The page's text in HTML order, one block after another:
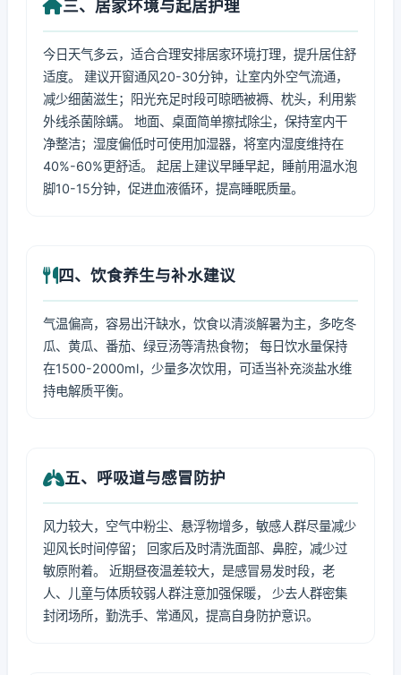
三、居家环境与起居护理
今日天气多云，适合合理安排居家环境打理，提升居住舒
适度。 建议开窗通风20-30分钟，让室内外空气流通，
减少细菌滋生；阳光充足时段可晾晒被褥、枕头，利用紫
外线杀菌除螨。 地面、桌面简单擦拭除尘，保持室内干
净整洁；湿度偏低时可使用加湿器，将室内湿度维持在
40%-60%更舒适。 起居上建议早睡早起，睡前用温水泡
脚10-15分钟，促进血液循环，提高睡眠质量。
四、饮食养生与补水建议
气温偏高，容易出汗缺水，饮食以清淡解暑为主，多吃冬
瓜、黄瓜、番茄、绿豆汤等清热食物； 每日饮水量保持
在1500-2000ml，少量多次饮用，可适当补充淡盐水维
持电解质平衡。
五、呼吸道与感冒防护
风力较大，空气中粉尘、悬浮物增多，敏感人群尽量减少
迎风长时间停留； 回家后及时清洗面部、鼻腔，减少过
敏原附着。 近期昼夜温差较大，是感冒易发时段，老
人、儿童与体质较弱人群注意加强保暖， 少去人群密集
封闭场所，勤洗手、常通风，提高自身防护意识。